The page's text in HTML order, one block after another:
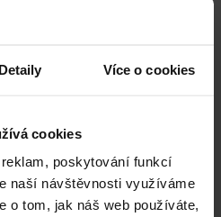
Detaily Více o cookies
cookies
poskytování funkcí
naší návštěvnosti využíváme
o tom, jak náš web používáte,